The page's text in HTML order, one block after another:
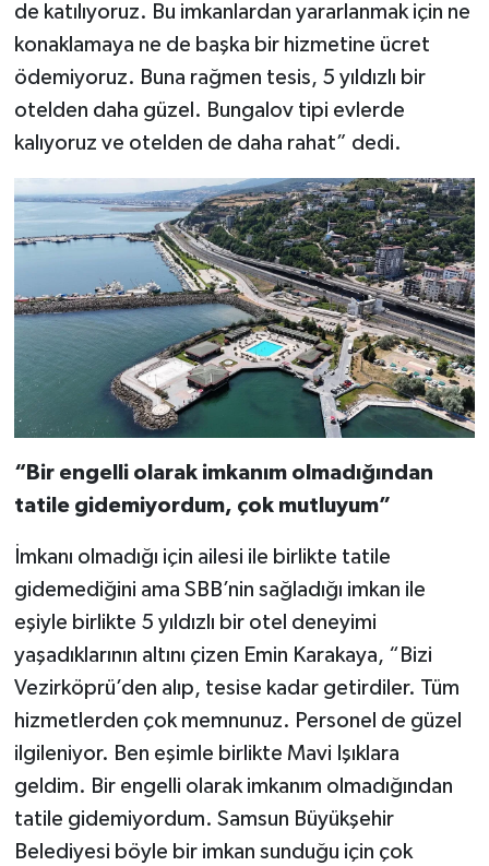
de katılıyoruz. Bu imkanlardan yararlanmak için ne
konaklamaya ne de başka bir hizmetine ücret
ödemiyoruz. Buna rağmen tesis, 5 yıldızlı bir
otelden daha güzel. Bungalov tipi evlerde
kalıyoruz ve otelden de daha rahat” dedi.
“Bir engelli olarak imkanım olmadığından
tatile gidemiyordum, çok mutluyum”
İmkanı olmadığı için ailesi ile birlikte tatile
gidemediğini ama SBB’nin sağladığı imkan ile
eşiyle birlikte 5 yıldızlı bir otel deneyimi
yaşadıklarının altını çizen Emin Karakaya, “Bizi
Vezirköprü’den alıp, tesise kadar getirdiler. Tüm
hizmetlerden çok memnunuz. Personel de güzel
ilgileniyor. Ben eşimle birlikte Mavi Işıklara
geldim. Bir engelli olarak imkanım olmadığından
tatile gidemiyordum. Samsun Büyükşehir
Belediyesi böyle bir imkan sunduğu için çok